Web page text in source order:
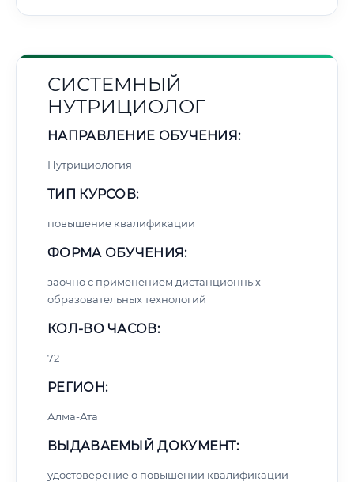
СИСТЕМНЫЙ
НУТРИЦИОЛОГ
НАПРАВЛЕНИЕ ОБУЧЕНИЯ:
Нутрициология
ТИП КУРСОВ:
повышение квалификации
ФОРМА ОБУЧЕНИЯ:
заочно с применением дистанционных
образовательных технологий
КОЛ-ВО ЧАСОВ:
72
РЕГИОН:
Алма-Ата
ВЫДАВАЕМЫЙ ДОКУМЕНТ:
удостоверение о повышении квалификации